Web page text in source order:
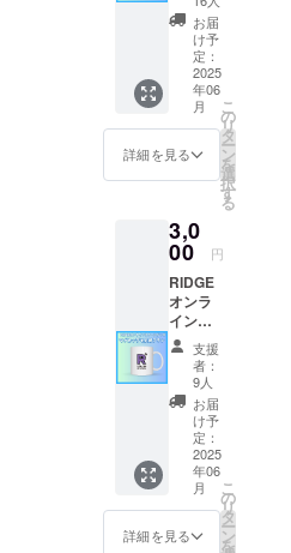
キャン
パス
トート
バッグ
で応援
プラン
RIDGE
オンラ
インス
クール
ジナル
トート
バッグ
で応援
してい
ただけ
るプラ
ン。 普
段使い
にバッ
チリで
す！ サ
イズ感
は写真
をご覧
くださ
い。
お届
け予
定：
2025
年06
月
詳細を見る
こ
の
リ
タ
ー
ン
を
選
択
す
る
3,0
00 円
RIDGE
オンラ
インス
クール
グッ
ズ マ
グカッ
プで応
援プラ
RIDGE
オリジ
ナルマ
グカッ
支援
者：
9人
お届
け予
定：
2025
年06
月
詳細を見る
こ
の
リ
タ
ー
ン
を